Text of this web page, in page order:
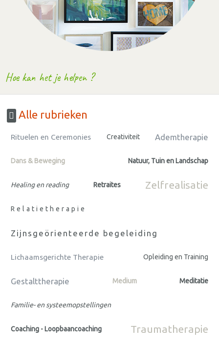
Hoe kan het je helpen ?
Alle rubrieken
Rituelen en Ceremonies Creativiteit Ademtherapie
Dans & Beweging Natuur, Tuin en Landschap
Healing en reading Retraites Zelfrealisatie
Relatietherapie
Zijnsgeörienteerde begeleiding
Lichaamsgerichte Therapie Opleiding en Training
Gestalttherapie Medium Meditatie
Familie- en systeemopstellingen
Coaching - Loopbaancoaching Traumatherapie